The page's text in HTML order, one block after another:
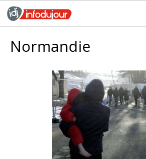
Aller
au
Normandie